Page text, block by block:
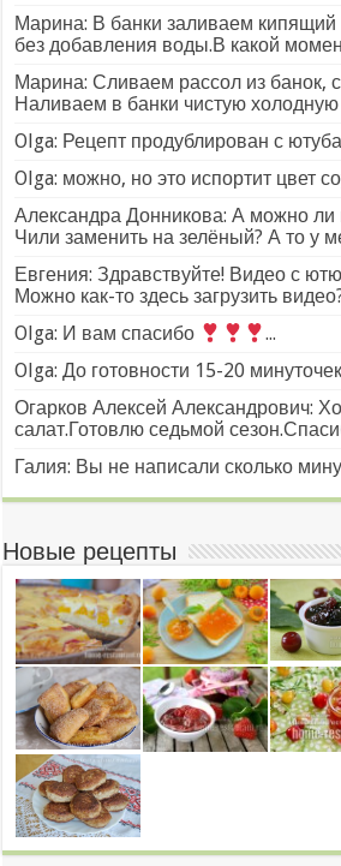
Марина: В банки заливаем кипящий
без добавления воды.В какой
Марина: Сливаем рассол из банок,
Наливаем в банки чистую холодную
Olga: Рецепт продублирован с
Olga: можно, но это испортит цвет
Александра Донникова: А можно ли
Чили заменить на зелёный? А то у
Евгения: Здравствуйте! Видео с
Можно как-то здесь загрузить
Olga: И вам спасибо
...
Olga: До готовности 15-20
Огарков Алексей Александрович:
салат.Готовлю седьмой
Галия: Вы не написали сколько
Новые рецепты